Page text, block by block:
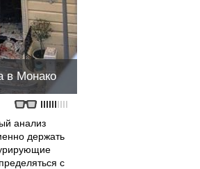
в Монако
анализ
держать
с